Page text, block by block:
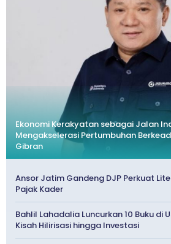
Ekonomi Kerakyatan sebagai Jalan
Mengakselerasi Pertumbuhan
Gibran
Ansor Jatim Gandeng DJP Perkuat
Pajak Kader
Bahlil Lahadalia Luncurkan 10 Buku di
Kisah Hilirisasi hingga Investasi